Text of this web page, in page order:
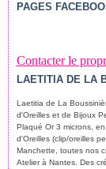
PAGES
Contacter le
LAETITIA DE LA
Laetitia de La
d'Oreilles et de Bijoux
Plaqué Or 3 microns,
d'Oreilles (clip/oreilles
Manchette, toutes nos
Atelier à Nantes. Des